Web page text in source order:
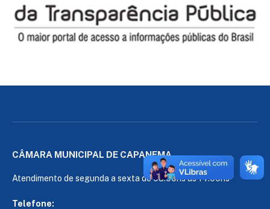
CÂMARA MUNICIPAL DE CAPANEMA
Atendimento de segunda a sexta de 08:00hs às 14:00hs
Telefone: